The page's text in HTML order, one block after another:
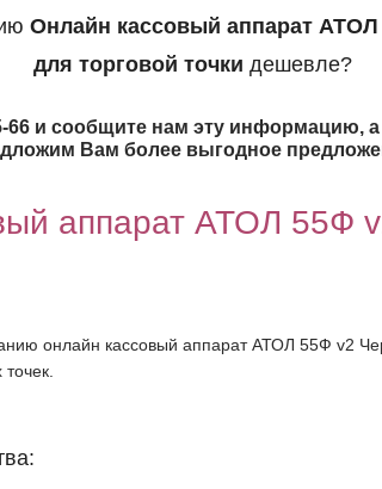
Онлайн кассовый аппарат
для торговой точки дешевле?
66 и сообщите нам эту информацию,
Вам более выгодное
аппарат АТОЛ 55Ф
онлайн кассовый аппарат АТОЛ 55Ф v2